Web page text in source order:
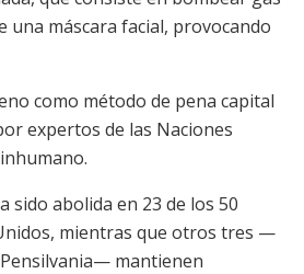
una máscara facial, provocando
como método de pena capital
expertos de las Naciones
sido abolida en 23 de los 50
mientras que otros tres —
mantienen